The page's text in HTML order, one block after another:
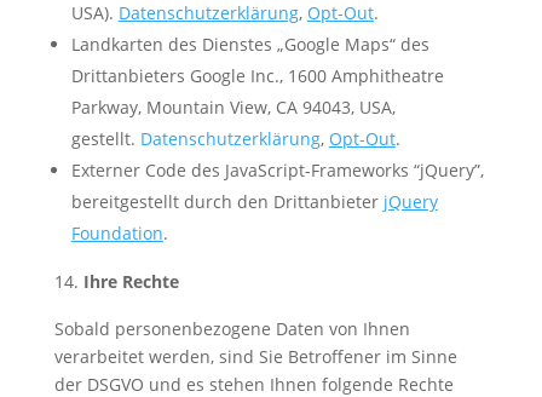
USA). Datenschutzerklärung, Opt-Out.
Landkarten des Dienstes „Google Maps“ des
Drittanbieters Google Inc., 1600 Amphitheatre
Parkway, Mountain View, CA 94043, USA,
gestellt. Datenschutzerklärung, Opt-Out.
Externer Code des JavaScript-Frameworks “jQuery”,
bereitgestellt durch den Drittanbieter jQuery
Foundation.
Ihre Rechte
Sobald personenbezogene Daten von Ihnen
verarbeitet werden, sind Sie Betroffener im Sinne
der DSGVO und es stehen Ihnen folgende Rechte